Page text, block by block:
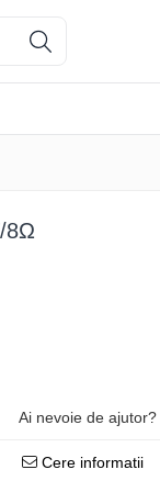
8Ω
Ai nevoie de ajutor?
Cere informatii